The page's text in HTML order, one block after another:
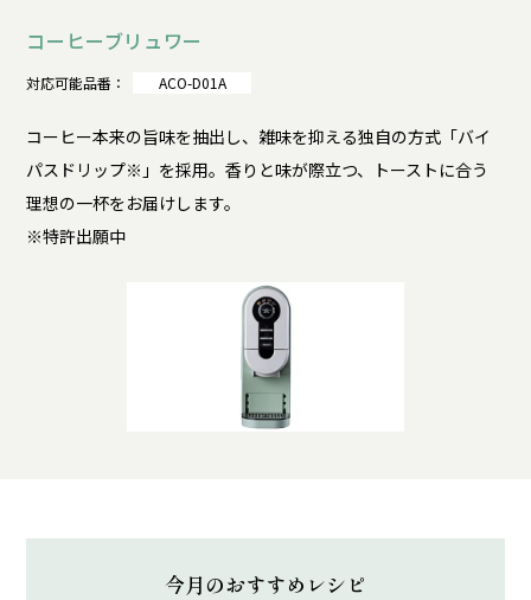
コーヒーブリュワー
対応可能品番： ACO-D01A
コーヒー本来の旨味を抽出し、雑味を抑える独自の方式「バイ
パスドリップ※」を採用。香りと味が際立つ、トーストに合う
理想の一杯をお届けします。
※特許出願中
今月のおすすめレシピ